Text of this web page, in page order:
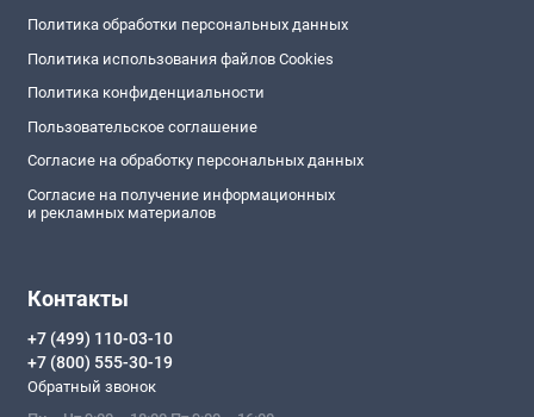
Политика обработки персональных данных
Политика использования файлов Cookies
Политика конфиденциальности
Пользовательское соглашение
Согласие на обработку персональных данных
Согласие на получение информационных
и рекламных материалов
Контакты
+7 (499) 110-03-10
+7 (800) 555-30-19
Обратный звонок